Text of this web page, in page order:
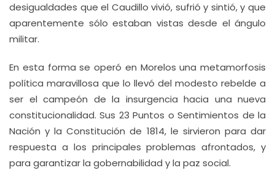
desigualdades que el Caudillo vivió, sufrió y sintió, y que
aparentemente sólo estaban vistas desde el ángulo
militar.
En esta forma se operó en Morelos una metamorfosis
política maravillosa que lo llevó del modesto rebelde a
ser el campeón de la insurgencia hacia una nueva
constitucionalidad. Sus 23 Puntos o Sentimientos de la
Nación y la Constitución de 1814, le sirvieron para dar
respuesta a los principales problemas afrontados, y
para garantizar la gobernabilidad y la paz social.